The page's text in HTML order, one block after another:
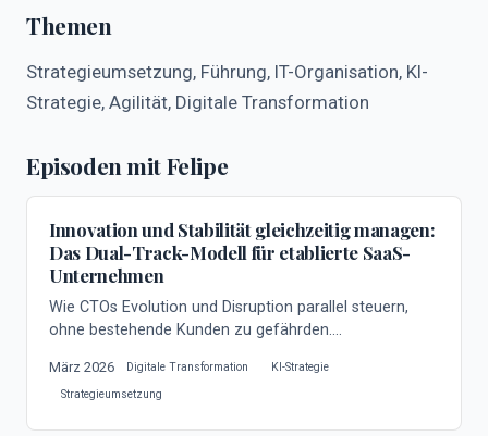
Themen
Strategieumsetzung, Führung, IT-Organisation, KI-
Strategie, Agilität, Digitale Transformation
Episoden mit Felipe
Innovation und Stabilität gleichzeitig managen:
Das Dual-Track-Modell für etablierte SaaS-
Unternehmen
Wie CTOs Evolution und Disruption parallel steuern,
ohne bestehende Kunden zu gefährden.
Jahren Tech-Erfahrungrung.
März 2026 Digitale Transformation
KI-Strategie
Strategieumsetzung